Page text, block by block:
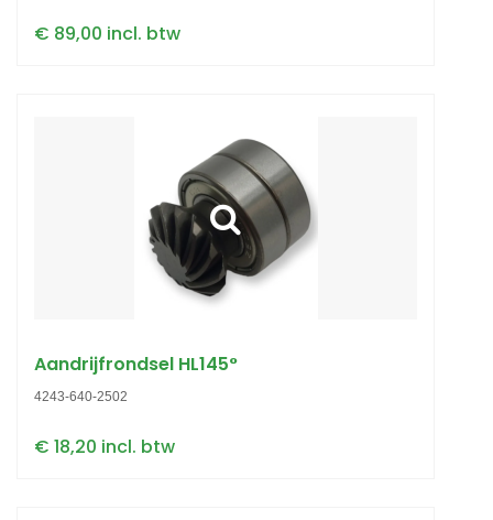
€ 89,00 incl. btw
Aandrijfrondsel HL145°
4243-640-2502
€ 18,20 incl. btw